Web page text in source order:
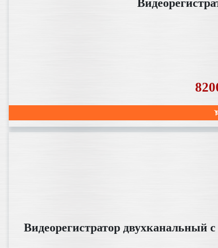
Видеорегистратор двухканальный